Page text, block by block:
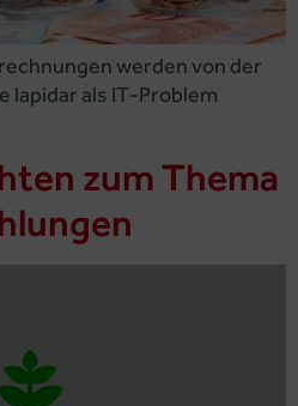
werden von der
lapidar als IT-Problem
zum Thema